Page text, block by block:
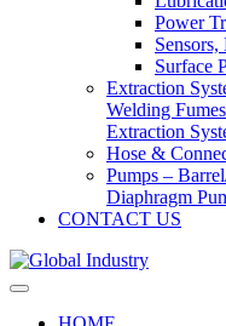
Power
Surface
Extraction
Welding
Extraction
Hose &
Pumps –
Diaphragm
CONTACT US